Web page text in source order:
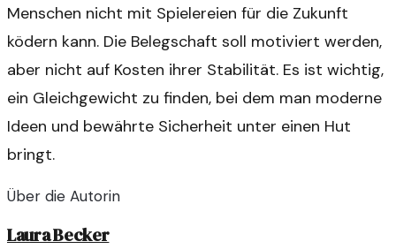
Menschen nicht mit Spielereien für die Zukunft
ködern kann. Die Belegschaft soll motiviert werden,
aber nicht auf Kosten ihrer Stabilität. Es ist wichtig,
ein Gleichgewicht zu finden, bei dem man moderne
Ideen und bewährte Sicherheit unter einen Hut
bringt.
Über die Autorin
Laura Becker